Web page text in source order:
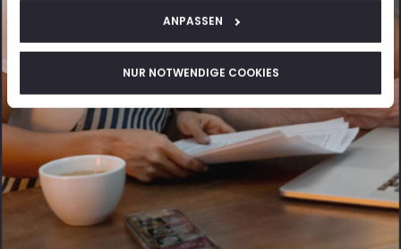
ANPASSEN
NUR NOTWENDIGE COOKIES